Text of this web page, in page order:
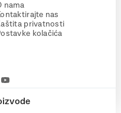
nama
nas
privatnosti
kolačića